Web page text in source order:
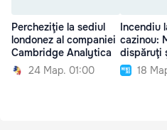
Percheziţie la sediul
londonez al companiei
Cambridge Analytica
24 Мар. 01:00
Incendiu
cazinou:
dispăruţi
18